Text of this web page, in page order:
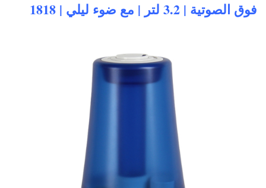
فوق الصوتية | 3.2 لتر | مع ضوء ليلي | 1818